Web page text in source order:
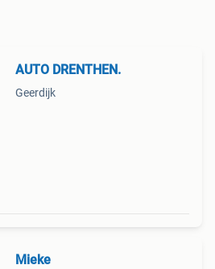
AUTO DRENTHEN.
Geerdijk
Mieke